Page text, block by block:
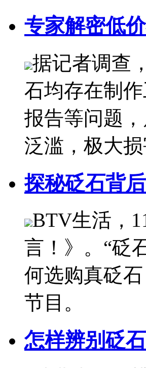
专家解密低
据记者调查
石均存在制
报告等问题
泛滥，极大
探秘砭石背
BTV生活，
言！》。“砭
何选购真砭
节目。
怎样辨别砭